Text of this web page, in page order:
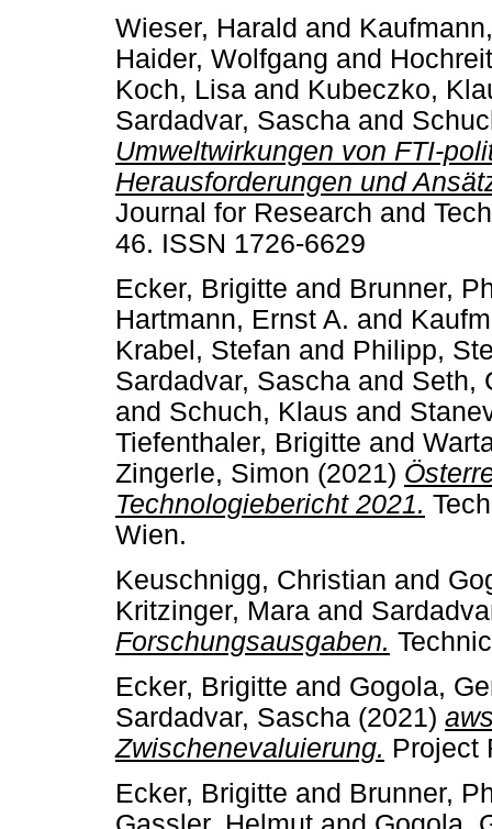
Wieser, Harald and
Haider, Wolfgang and
Koch, Lisa and Kubeczko,
Sardadvar, Sascha and
Umweltwirkungen von FTI-
Herausforderungen und
Journal for Research and
46. ISSN 1726-6629
Ecker, Brigitte and Brunner,
Hartmann, Ernst A. and
Krabel, Stefan and Philipp,
Sardadvar, Sascha and Seth,
and Schuch, Klaus and
Tiefenthaler, Brigitte and
Zingerle, Simon (2021)
Technologiebericht 2021.
Wien.
Keuschnigg, Christian and
Kritzinger, Mara and
Forschungsausgaben.
Ecker, Brigitte and Gogola,
Sardadvar, Sascha (2021)
Zwischenevaluierung. Project
Ecker, Brigitte and Brunner,